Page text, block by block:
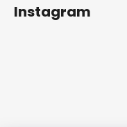
Instagram